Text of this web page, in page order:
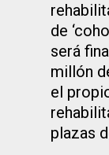
de
será
millón
el
plazas